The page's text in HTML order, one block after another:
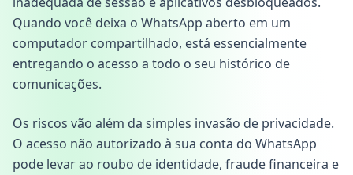
Quando você deixa o WhatsApp aberto em um
computador compartilhado, está essencialmente
entregando o acesso a todo o seu histórico de
comunicações.
Os riscos vão além da simples invasão de privacidade.
O acesso não autorizado à sua conta do WhatsApp
pode levar ao roubo de identidade, fraude financeira e